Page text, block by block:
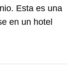
Esta es una
en un hotel